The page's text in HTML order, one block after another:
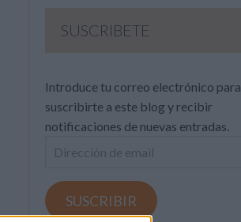
SUSCRIBETE
Introduce tu correo electrónico para
suscribirte a este blog y recibir
notificaciones de nuevas entradas.
Dirección
email
SUSCRIBIR